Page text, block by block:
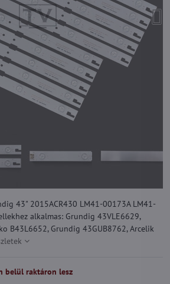
43" 2015ACR430 LM41-00173A LM41-
alkalmas: Grundig 43VLE6629,
B43L6652, Grundig 43GUB8762, Arcelik
belül raktáron lesz